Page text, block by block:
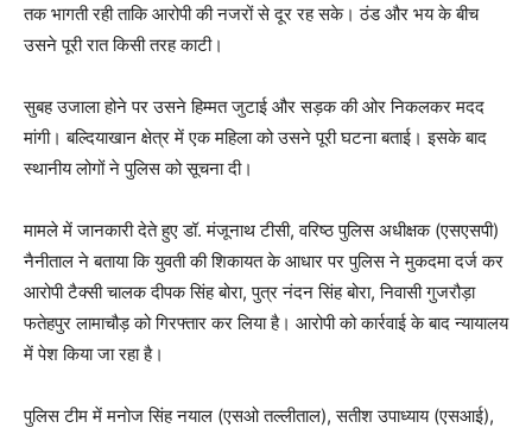
तक भागती रही ताकि आरोपी की नजरों से दूर रह सके। ठंड और भय के बीच
उसने पूरी रात किसी तरह काटी।
सुबह उजाला होने पर उसने हिम्मत जुटाई और सड़क की ओर निकलकर मदद
मांगी। बल्दियाखान क्षेत्र में एक महिला को उसने पूरी घटना बताई। इसके बाद
स्थानीय लोगों ने पुलिस को सूचना दी।
मामले में जानकारी देते हुए डॉ. मंजूनाथ टीसी, वरिष्ठ पुलिस अधीक्षक (एसएसपी)
नैनीताल ने बताया कि युवती की शिकायत के आधार पर पुलिस ने मुकदमा दर्ज कर
आरोपी टैक्सी चालक दीपक सिंह बोरा, पुत्र नंदन सिंह बोरा, निवासी गुजरौड़ा
फतेहपुर लामाचौड़ को गिरफ्तार कर लिया है। आरोपी को कार्रवाई के बाद न्यायालय
में पेश किया जा रहा है।
पुलिस टीम में मनोज सिंह नयाल (एसओ तल्लीताल), सतीश उपाध्याय (एसआई),